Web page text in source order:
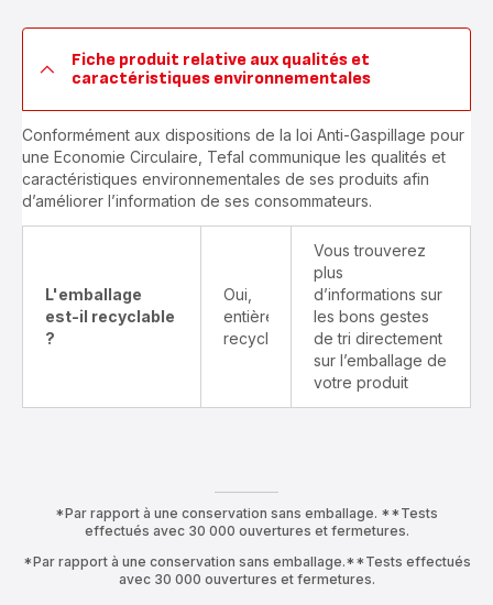
Fiche produit relative aux qualités et
caractéristiques environnementales
Conformément aux dispositions de la loi Anti-Gaspillage pour
une Economie Circulaire, Tefal communique les qualités et
caractéristiques environnementales de ses produits afin
d’améliorer l’information de ses consommateurs.
L'emballage
est-il recyclable
?
Oui,
entièrement
recyclable
Vous trouverez
plus
d’informations sur
les bons gestes
de tri directement
sur l’emballage de
votre produit
*Par rapport à une conservation sans emballage. **Tests
effectués avec 30 000 ouvertures et fermetures.
*Par rapport à une conservation sans emballage.**Tests effectués
avec 30 000 ouvertures et fermetures.